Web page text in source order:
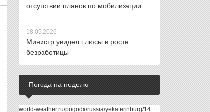
отсутствии планов по мобилизации
18.05.2026
Министр увидел плюсы в росте
безработицы
Погода на неделю
world-weather.ru/pogoda/russia/yekaterinburg/14days/